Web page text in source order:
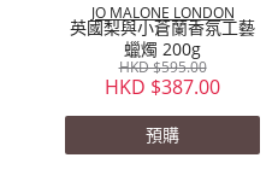
JO MALONE LONDON
英國梨與小蒼蘭香氛工藝
蠟燭 200g
HKD $595.00
HKD $387.00
預購